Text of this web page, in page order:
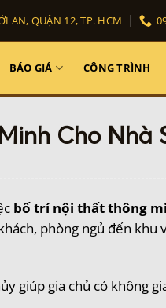
AN, QUẬN 12, TP. HCM
BÁO GIÁ CÔNG TRÌNH
Cho Nhà
bố trí nội thất thông
phòng ngủ đến
giúp gia chủ có không